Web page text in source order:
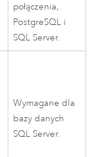
połączenia,
PostgreSQL i
SQL Server.
Wymagane dla
bazy danych
SQL Server.